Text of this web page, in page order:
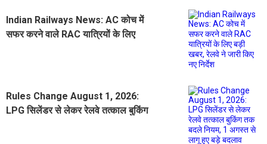
Indian Railways News: AC कोच में
सफर करने वाले RAC यात्रियों के लिए
Rules Change August 1, 2026:
LPG सिलेंडर से लेकर रेलवे तत्काल बुकिंग